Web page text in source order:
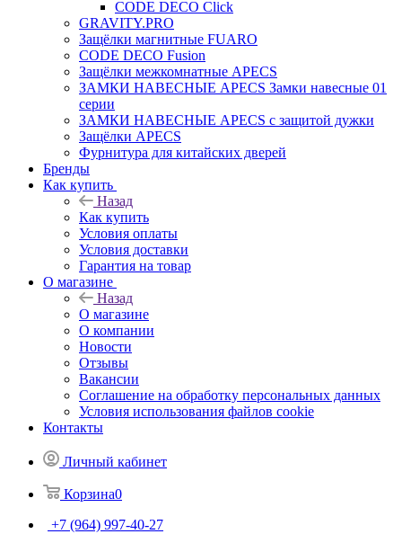
CODE DECO Click
GRAVITY.PRO
Защёлки магнитные FUARO
CODE DECO Fusion
Защёлки межкомнатные APECS
ЗАМКИ НАВЕСНЫЕ APECS Замки навесные 01
серии
ЗАМКИ НАВЕСНЫЕ APECS с защитой дужки
Защёлки APECS
Фурнитура для китайских дверей
Бренды
Как купить
Назад
Как купить
Условия оплаты
Условия доставки
Гарантия на товар
О магазине
Назад
О магазине
О компании
Новости
Отзывы
Вакансии
Соглашение на обработку персональных данных
Условия использования файлов cookie
Контакты
Личный кабинет
Корзина0
+7 (964) 997-40-27